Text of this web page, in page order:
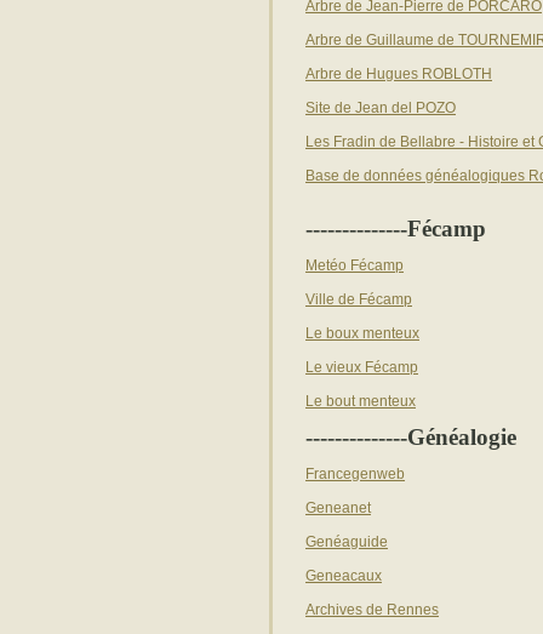
Arbre de Jean-Pierre de PORCARO
Arbre de Guillaume de
Arbre de Hugues ROBLOTH
Site de Jean del POZO
Les Fradin de Bellabre - Histoire et
Base de données généalogiques
--------------Fécamp
Metéo Fécamp
Ville de Fécamp
Le boux menteux
Le vieux Fécamp
Le bout menteux
--------------Généalogie
Francegenweb
Geneanet
Genéaguide
Geneacaux
Archives de Rennes